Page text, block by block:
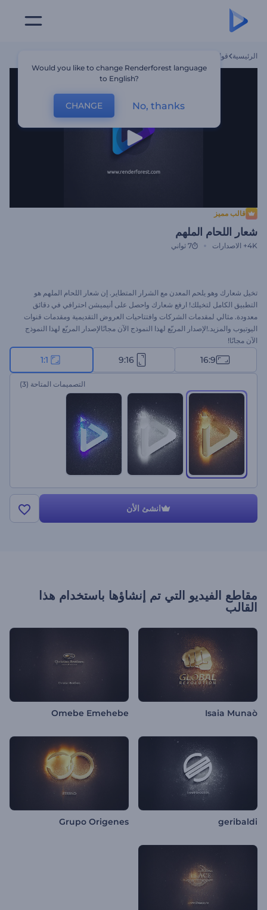
الرئيسية قوالب
قالب مميز
شعار اللحام الملهم
4K+ الاصدارات 7 ثواني
تخيل شعارك وهو يلحم المعدن مع الشرار المتطاير. إن شعار اللحام الملهم هو
التطبيق الكامل لتخيلك! ارفع شعارك واحصل على أنيميشن احترافي في دقائق
معدودة. مثالي لمقدمات الشركات وافتتاحيات العروض التقديمية ومقدمات قنوات
اليوتيوب والمزيد.!لإصدار المربّع لهذا النموذج الآن مجانًالإصدار المربّع لهذا النموذج
الآن مجانًا!
16:9
9:16
1:1
التصميمات المتاحة (3)
انشئ الأن
مقاطع الفيديو التي تم إنشاؤها باستخدام هذا
القالب
Isaia Munaò
Omebe Emehebe
geribaldi
Grupo Origenes
Would you like to change Renderforest language
to English?
CHANGE No, thanks